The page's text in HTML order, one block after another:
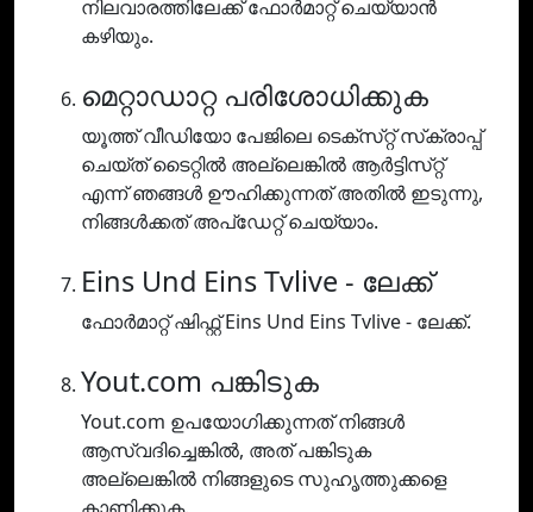
നിലവാരത്തിലേക്ക് ഫോർമാറ്റ് ചെയ്യാൻ
കഴിയും.
മെറ്റാഡാറ്റ പരിശോധിക്കുക
യൂത്ത് വീഡിയോ പേജിലെ ടെക്‌സ്‌റ്റ് സ്‌ക്രാപ്പ്
ചെയ്‌ത് ടൈറ്റിൽ അല്ലെങ്കിൽ ആർട്ടിസ്‌റ്റ്
എന്ന് ഞങ്ങൾ ഊഹിക്കുന്നത് അതിൽ ഇടുന്നു,
നിങ്ങൾക്കത് അപ്‌ഡേറ്റ് ചെയ്യാം.
Eins Und Eins Tvlive - ലേക്ക്
ഫോർമാറ്റ് ഷിഫ്റ്റ് Eins Und Eins Tvlive - ലേക്ക്.
Yout.com പങ്കിടുക
Yout.com ഉപയോഗിക്കുന്നത് നിങ്ങൾ
ആസ്വദിച്ചെങ്കിൽ, അത് പങ്കിടുക
അല്ലെങ്കിൽ നിങ്ങളുടെ സുഹൃത്തുക്കളെ